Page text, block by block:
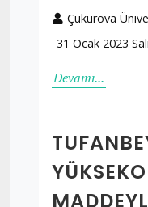
Çukurova
31 Ocak 2023 Salı
Devamı...